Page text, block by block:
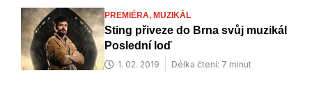
PREMIÉRA, MUZIKÁL
Sting přiveze do Brna svůj muzikál
Poslední loď
1. 02. 2019 Délka čtení: 7 minut